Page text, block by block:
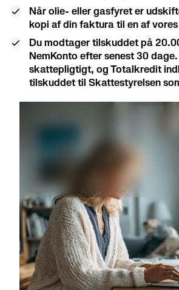
Når olie- eller gasfyret er
kopi af din faktura til en af
Du modtager tilskuddet på
NemKonto efter senest 30
skattepligtigt, og Totalkredit
tilskuddet til Skattestyrelsen